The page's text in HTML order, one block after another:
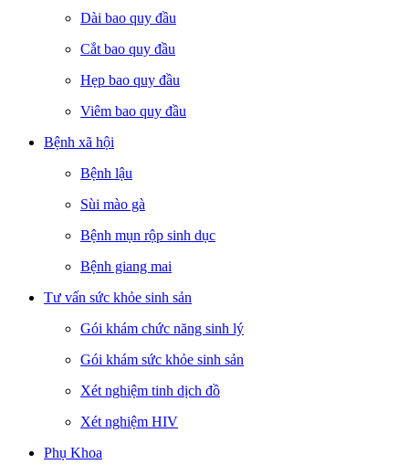
Dài bao quy đầu
Cắt bao quy đầu
Hẹp bao quy đầu
Viêm bao quy đầu
Bệnh xã hội
Bệnh lậu
Sùi mào gà
Bệnh mụn rộp sinh dục
Bệnh giang mai
Tư vấn sức khỏe sinh sản
Gói khám chức năng sinh lý
Gói khám sức khỏe sinh sản
Xét nghiệm tinh dịch đồ
Xét nghiệm HIV
Phụ Khoa